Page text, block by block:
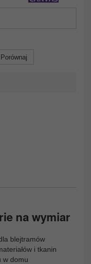
Porównaj
na wymiar
blejtramów
i tkanin
w domu